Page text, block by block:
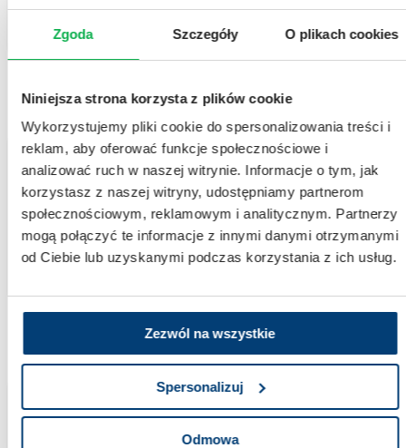
Zgoda Szczegóły O plikach cookies
Niniejsza strona korzysta z plików cookie
Wykorzystujemy pliki cookie do spersonalizowania treści i
reklam, aby oferować funkcje społecznościowe i
analizować ruch w naszej witrynie. Informacje o tym, jak
korzystasz z naszej witryny, udostępniamy partnerom
społecznościowym, reklamowym i analitycznym. Partnerzy
mogą połączyć te informacje z innymi danymi otrzymanymi
od Ciebie lub uzyskanymi podczas korzystania z ich usług.
Zezwól na wszystkie
Spersonalizuj
Odmowa
DIABETOLOGIA I CHOROBY METABOLICZNE
Badania kliniczne – Bielactwo niesegmentalne
Bielactwo, znane również jako vitiligo, to przewlekła choroba skóry, charakteryzująca się
utratą pigmentu w skórze, co prowadzi do powstawania białych plam.